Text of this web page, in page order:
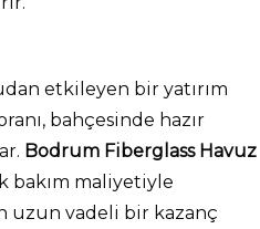
etkileyen bir yatırım
bahçesinde hazır
Bodrum Fiberglass Havuz
bakım maliyetiyle
uzun vadeli bir kazanç